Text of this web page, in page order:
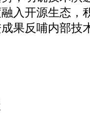
入开源生态，
果反哺内部技